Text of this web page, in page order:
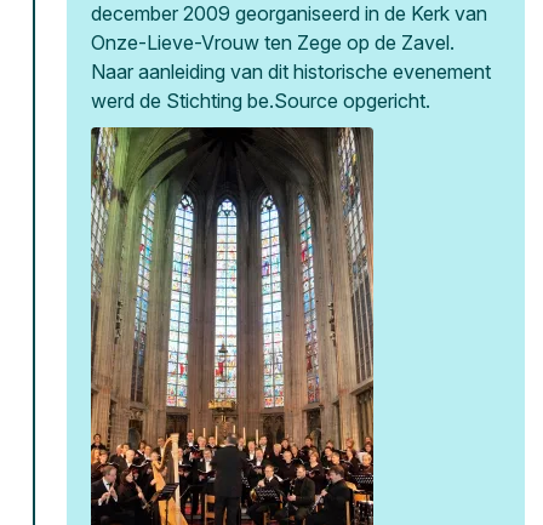
december 2009 georganiseerd in de Kerk van
Onze-Lieve-Vrouw ten Zege op de Zavel.
Naar aanleiding van dit historische evenement
werd de Stichting be.Source opgericht.